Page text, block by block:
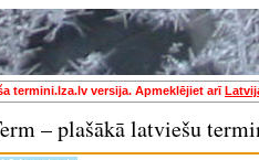
termini.lza.lv versija. Apmeklējiet arī
– plašākā latviešu